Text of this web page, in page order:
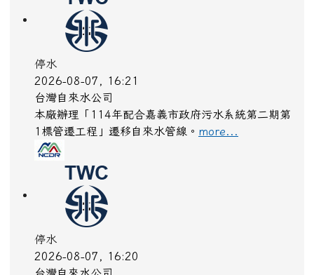
停水施工改接作業。
停水
2026-08-07, 16:21
台灣自來水公司
本廠辦理「114年配合嘉義市政府污水系統第二期第
1標管遷工程」遷移自來水管線。